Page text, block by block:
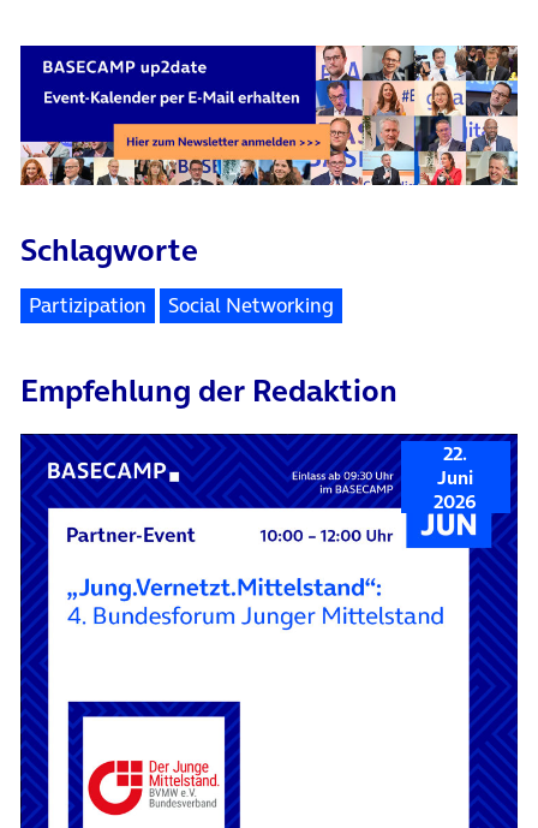
Schlagworte
Partizipation Social Networking
Empfehlung der Redaktion
22.
Juni
2026